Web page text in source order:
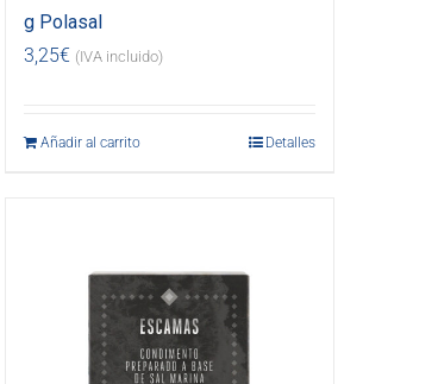
g Polasal
3,25€ (IVA incluido)
Añadir al carrito Detalles